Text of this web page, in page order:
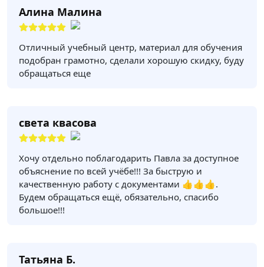
Алина Малина
Отличный учебный центр, материал для обучения
подобран грамотно, сделали хорошую скидку, буду
обращаться еще
света квасова
Хочу отдельно поблагодарить Павла за доступное
объяснение по всей учёбе!!! За быструю и
качественную работу с документами 👍👍👍.
Будем обращаться ещё, обязательно, спасибо
большое!!!
Татьяна Б.